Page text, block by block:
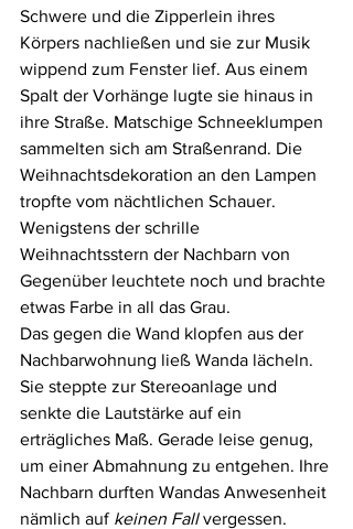
Schwere und die Zipperlein ihres
Körpers nachließen und sie zur Musik
wippend zum Fenster lief. Aus einem
Spalt der Vorhänge lugte sie hinaus in
ihre Straße. Matschige Schneeklumpen
sammelten sich am Straßenrand. Die
Weihnachtsdekoration an den Lampen
tropfte vom nächtlichen Schauer.
Wenigstens der schrille
Weihnachtsstern der Nachbarn von
Gegenüber leuchtete noch und brachte
etwas Farbe in all das Grau.
Das gegen die Wand klopfen aus der
Nachbarwohnung ließ Wanda lächeln.
Sie steppte zur Stereoanlage und
senkte die Lautstärke auf ein
erträgliches Maß. Gerade leise genug,
um einer Abmahnung zu entgehen. Ihre
Nachbarn durften Wandas Anwesenheit
nämlich auf keinen Fall vergessen.